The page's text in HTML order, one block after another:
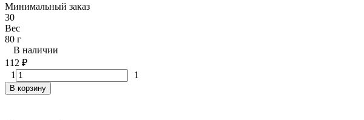
Минимальный заказ
30
Вес
80 г
В наличии
112 ₽
1
1
В корзину